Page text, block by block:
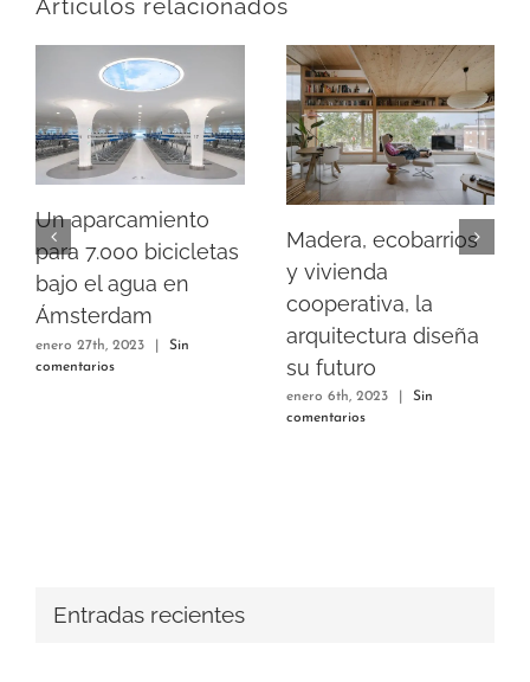
Artículos relacionados
Un aparcamiento
para 7.000 bicicletas
bajo el agua en
Ámsterdam
enero 27th, 2023
Sin
comentarios
Madera, ecobarrios
y vivienda
cooperativa, la
arquitectura diseña
su futuro
enero 6th, 2023
Sin
comentarios
Entradas recientes